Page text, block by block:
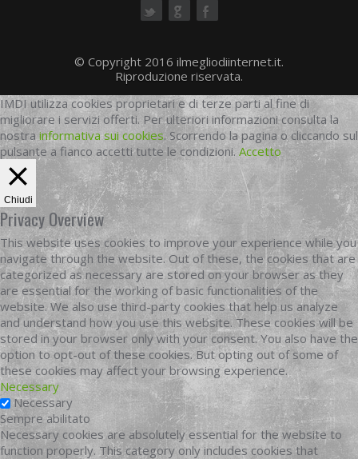
© Copyright 2016 ilmegliodiinternet.it.
Riproduzione riservata.
IMDI utilizza cookies proprietari e di terze parti al fine di
migliorare i servizi offerti. Per ulteriori informazioni consulta la
nostrainformativa sui cookies. Scorrendo la pagina o cliccando sul
pulsante a fianco accetti tutte le condizioni. Accetto
Chiudi
Privacy Overview
This website uses cookies to improve your experience while you
navigate through the website. Out of these, the cookies that are
categorized as necessary are stored on your browser as they
are essential for the working of basic functionalities of the
website. We also use third-party cookies that help us analyze
and understand how you use this website. These cookies will be
stored in your browser only with your consent. You also have the
option to opt-out of these cookies. But opting out of some of
these cookies may affect your browsing experience.
Necessary
Necessary
Sempre abilitato
Necessary cookies are absolutely essential for the website to
function properly. This category only includes cookies that